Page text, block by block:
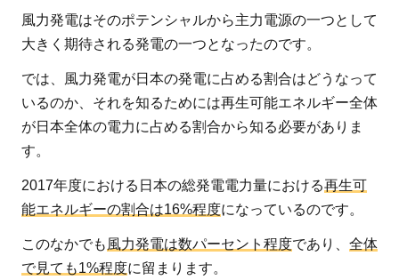
風力発電はそのポテンシャルから主力電源の一つとして
大きく期待される発電の一つとなったのです。
では、風力発電が日本の発電に占める割合はどうなって
いるのか、それを知るためには再生可能エネルギー全体
が日本全体の電力に占める割合から知る必要がありま
す。
2017年度における日本の総発電電力量における再生可
能エネルギーの割合は16%程度になっているのです。
このなかでも 風力発電は数パーセント程度であり、 全体
で見ても1%程度に留まります。